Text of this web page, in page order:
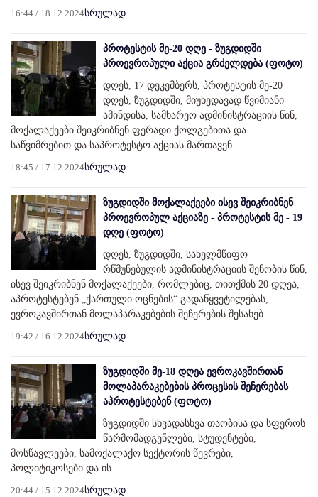
16:44 / 18.12.2024სრულად
პროტესტის მე-20 დღე - ზუგდიდში
პროევროპული აქცია გრძელდება (ფოტო)
დღეს, 17 დეკემბერს, პროტესტის მე-20
დღეს, ზუგდიდში, მიუხედავად წვიმიანი
ამინდისა, სამხარეო ადმინისტრაციის წინ,
მოქალაქეები შეიკრიბნენ ფერადი ქოლგებითა და
საწვიმრებით და საპროტესტო აქციას მართავენ.
18:45 / 17.12.2024სრულად
ზუგდიდში მოქალაქეები ისევ შეიკრიბნენ
პროევროპულ აქციაზე - პროტესტის მე - 19
დღე (ფოტო)
დღეს, ზუგდიდში, სახელმწიფო
რწმუნებულის ადმინისტრაციის შენობის წინ,
ისევ შეიკრიბნენ მოქალაქეები, რომლებიც, თითქმის 20 დღეა,
აპროტესტებენ „ქართული ოცნების“ გადაწყვეტილებას,
ევროკავშირთან მოლაპარაკებების შეჩერების შესახებ.
19:42 / 16.12.2024სრულად
ზუგდიდში მე-18 დღეა ევროკავშირთან
მოლაპარაკებების პროცესის შეჩერებას
აპროტესტებენ (ფოტო)
ზუგდიდში სხვადასხვა თაობისა და სფეროს
წარმომადგენლები, სტუდენტები,
მოსწავლეები, სამოქალაქო სექტორის წევრები,
პოლიტიკოსები და ის
20:44 / 15.12.2024სრულად